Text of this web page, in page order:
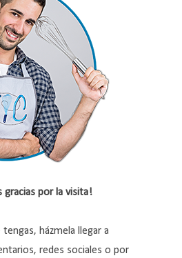
gracias por la visita!
tengas, házmela llegar a
redes sociales o por